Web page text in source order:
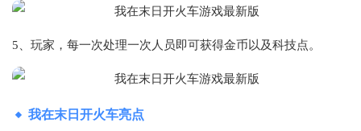
5、玩家，每一次处理一次人员即可获得金币以及科技点。
我在末日开火车亮点